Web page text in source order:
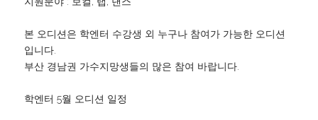
본 오디션은 학엔터 수강생 외 누구나 참여가 가능한 오디션
입니다.
부산 경남권 가수지망생들의 많은 참여 바랍니다.
학엔터 5월 오디션 일정